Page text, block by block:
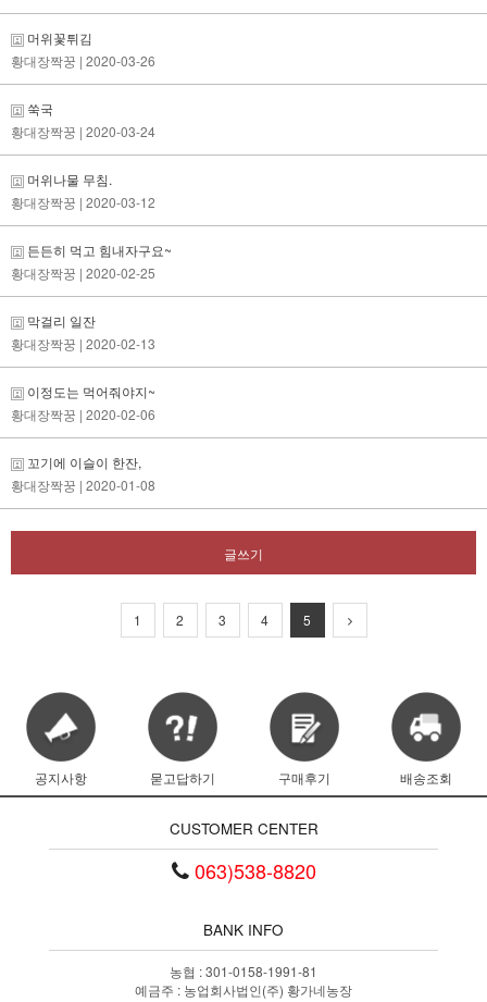
머위꽃튀김
황대장짝꿍 | 2020-03-26
쑥국
황대장짝꿍 | 2020-03-24
머위나물 무침.
황대장짝꿍 | 2020-03-12
든든히 먹고 힘내자구요~
황대장짝꿍 | 2020-02-25
막걸리 일잔
황대장짝꿍 | 2020-02-13
이정도는 먹어줘야지~
황대장짝꿍 | 2020-02-06
꼬기에 이슬이 한잔,
황대장짝꿍 | 2020-01-08
글쓰기
1 2 3 4 5
공지사항 묻고답하기 구매후기 배송조회
CUSTOMER CENTER
063)538-8820
BANK INFO
농협 : 301-0158-1991-81
예금주 : 농업회사법인(주) 황가네농장